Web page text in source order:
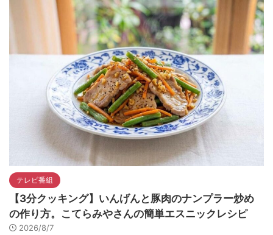
テレビ番組
【3分クッキング】いんげんと豚肉のナンプラー炒め
の作り方。こてらみやさんの簡単エスニックレシピ
2026/8/7